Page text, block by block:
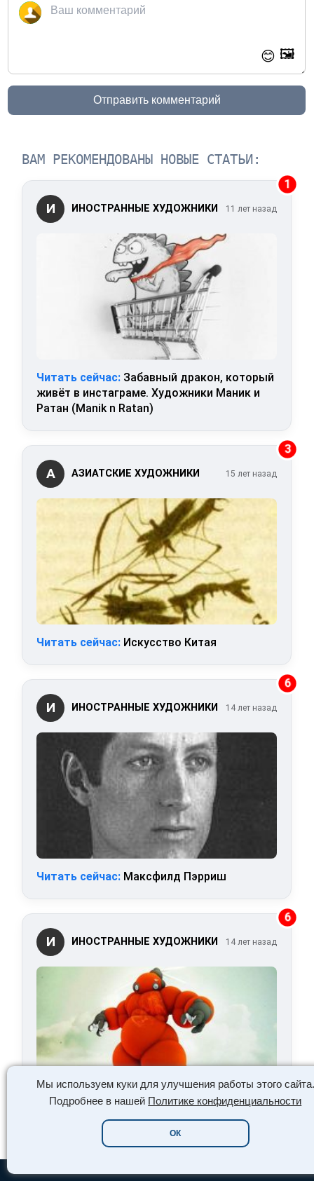
Мы используем куки для улучшения работы этого сайта.
Подробнее в нашей Политике конфиденциальности
ОК
😊 🖼️
Отправить комментарий
ВАМ РЕКОМЕНДОВАНЫ НОВЫЕ СТАТЬИ:
1
И ИНОСТРАННЫЕ ХУДОЖНИКИ 11 лет назад
Читать сейчас: Забавный дракон, который
живёт в инстаграме. Художники Маник и
Ратан (Manik n Ratan)
3
А АЗИАТСКИЕ ХУДОЖНИКИ 15 лет назад
Читать сейчас: Искусство Китая
6
И ИНОСТРАННЫЕ ХУДОЖНИКИ 14 лет назад
Читать сейчас: Максфилд Пэрриш
6
И ИНОСТРАННЫЕ ХУДОЖНИКИ 14 лет назад
Читать сейчас: Концепт 3D-арт от Zamak